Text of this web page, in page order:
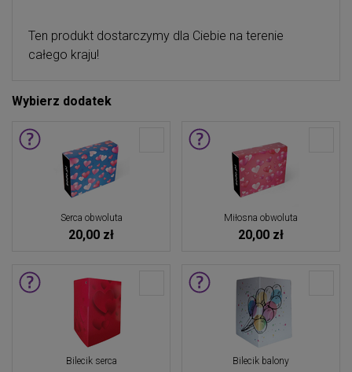
Ten produkt dostarczymy dla Ciebie na terenie
całego kraju!
Wybierz dodatek
Serca obwoluta
20,00 zł
Miłosna obwoluta
20,00 zł
Bilecik serca Bilecik balony